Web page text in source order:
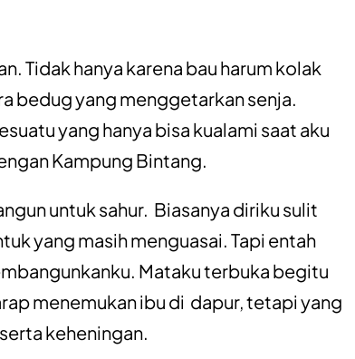
Tidak hanya karena bau harum kolak
bedug yang menggetarkan senja.
yang hanya bisa kualami saat aku
Kampung Bintang.
untuk sahur. Biasanya diriku sulit
yang masih menguasai. Tapi entah
Mataku terbuka begitu
menemukan ibu di dapur, tetapi yang
keheningan.